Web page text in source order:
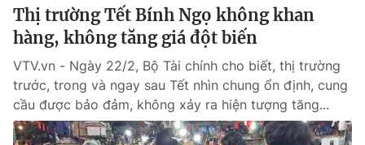
Thị trường Tết Bính Ngọ không khan
hàng, không tăng giá đột biến
VTV.vn - Ngày 22/2, Bộ Tài chính cho biết, thị trường
trước, trong và ngay sau Tết nhìn chung ổn định, cung
cầu được bảo đảm, không xảy ra hiện tượng tăng...